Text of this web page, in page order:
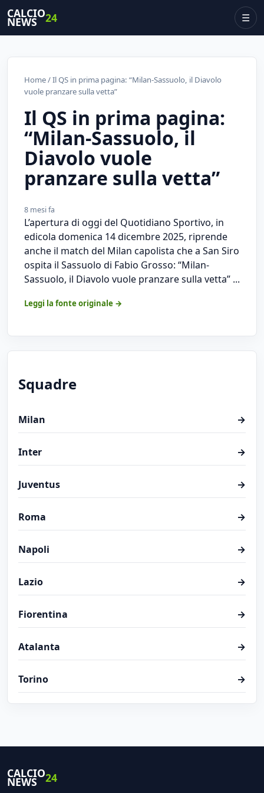
CALCIO
NEWS 24 ☰
Home/ Il QS in prima pagina: “Milan-Sassuolo, il Diavolo
vuole pranzare sulla vetta”
Il QS in prima pagina:
“Milan-Sassuolo, il
Diavolo vuole
pranzare sulla vetta”
8 mesi fa
L’apertura di oggi del Quotidiano Sportivo, in
edicola domenica 14 dicembre 2025, riprende
anche il match del Milan capolista che a San Siro
ospita il Sassuolo di Fabio Grosso: “Milan-
Sassuolo, il Diavolo vuole pranzare sulla vetta” ...
Leggi la fonte originale →
Squadre
Milan →
Inter →
Juventus →
Roma →
Napoli →
Lazio →
Fiorentina →
Atalanta →
Torino →
CALCIO
NEWS 24